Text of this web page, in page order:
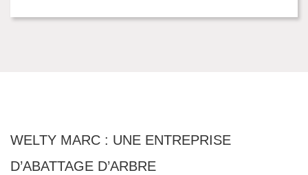
WELTY MARC : UNE ENTREPRISE
D’ABATTAGE D’ARBRE